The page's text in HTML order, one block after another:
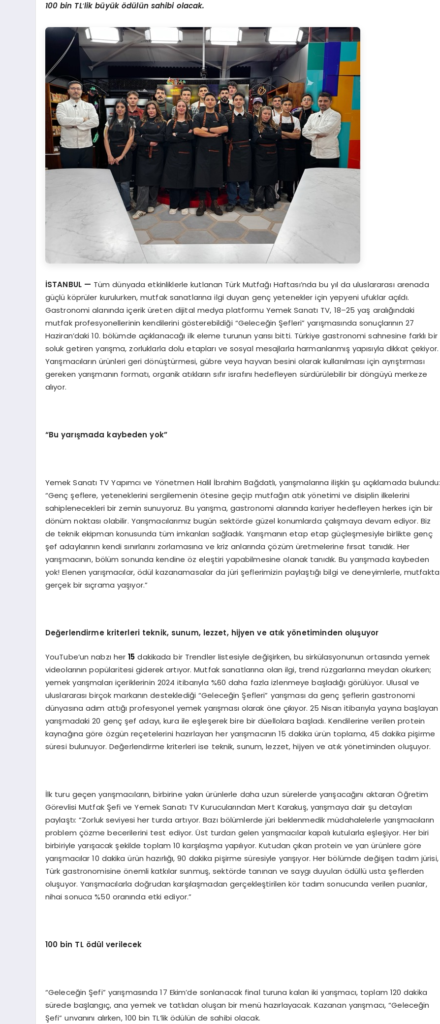
100 bin TL’lik büyük ödülün sahibi olacak.
İSTANBUL — Tüm dünyada etkinliklerle kutlanan Türk Mutfağı Haftası’nda bu yıl da uluslararası arenada
güçlü köprüler kurulurken, mutfak sanatlarına ilgi duyan genç yetenekler için yepyeni ufuklar açıldı.
Gastronomi alanında içerik üreten dijital medya platformu Yemek Sanatı TV, 18–25 yaş aralığındaki
mutfak profesyonellerinin kendilerini gösterebildiği “Geleceğin Şefleri” yarışmasında sonuçlarının 27
Haziran’daki 10. bölümde açıklanacağı ilk eleme turunun yarısı bitti. Türkiye gastronomi sahnesine farklı bir
soluk getiren yarışma, zorluklarla dolu etapları ve sosyal mesajlarla harmanlanmış yapısıyla dikkat çekiyor.
Yarışmacıların ürünleri geri dönüştürmesi, gübre veya hayvan besini olarak kullanılması için ayrıştırması
gereken yarışmanın formatı, organik atıkların sıfır israfını hedefleyen sürdürülebilir bir döngüyü merkeze
alıyor.
“Bu yarışmada kaybeden yok”
Yemek Sanatı TV Yapımcı ve Yönetmen Halil İbrahim Bağdatlı, yarışmalarına ilişkin şu açıklamada bulundu:
“Genç şeflere, yeteneklerini sergilemenin ötesine geçip mutfağın atık yönetimi ve disiplin ilkelerini
sahiplenecekleri bir zemin sunuyoruz. Bu yarışma, gastronomi alanında kariyer hedefleyen herkes için bir
dönüm noktası olabilir. Yarışmacılarımız bugün sektörde güzel konumlarda çalışmaya devam ediyor. Biz
de teknik ekipman konusunda tüm imkanları sağladık. Yarışmanın etap etap güçleşmesiyle birlikte genç
şef adaylarının kendi sınırlarını zorlamasına ve kriz anlarında çözüm üretmelerine fırsat tanıdık. Her
yarışmacının, bölüm sonunda kendine öz eleştiri yapabilmesine olanak tanıdık. Bu yarışmada kaybeden
yok! Elenen yarışmacılar, ödül kazanamasalar da jüri şeflerimizin paylaştığı bilgi ve deneyimlerle, mutfakta
gerçek bir sıçrama yaşıyor.”
Değerlendirme kriterleri teknik, sunum, lezzet, hijyen ve atık yönetiminden oluşuyor
YouTube’un nabzı her15 dakikada bir Trendler listesiyle değişirken, bu sirkülasyonunun ortasında yemek
videolarının popülaritesi giderek artıyor. Mutfak sanatlarına olan ilgi, trend rüzgarlarına meydan okurken;
yemek yarışmaları içeriklerinin 2024 itibarıyla %60 daha fazla izlenmeye başladığı görülüyor. Ulusal ve
uluslararası birçok markanın desteklediği “Geleceğin Şefleri” yarışması da genç şeflerin gastronomi
dünyasına adım attığı profesyonel yemek yarışması olarak öne çıkıyor. 25 Nisan itibarıyla yayına başlayan
yarışmadaki 20 genç şef adayı, kura ile eşleşerek bire bir düellolara başladı. Kendilerine verilen protein
kaynağına göre özgün reçetelerini hazırlayan her yarışmacının 15 dakika ürün toplama, 45 dakika pişirme
süresi bulunuyor. Değerlendirme kriterleri ise teknik, sunum, lezzet, hijyen ve atık yönetiminden oluşuyor.
İlk turu geçen yarışmacıların, birbirine yakın ürünlerle daha uzun sürelerde yarışacağını aktaran Öğretim
Görevlisi Mutfak Şefi ve Yemek Sanatı TV Kurucularından Mert Karakuş, yarışmaya dair şu detayları
paylaştı: “Zorluk seviyesi her turda artıyor. Bazı bölümlerde jüri beklenmedik müdahalelerle yarışmacıların
problem çözme becerilerini test ediyor. Üst turdan gelen yarışmacılar kapalı kutularla eşleşiyor. Her biri
birbiriyle yarışacak şekilde toplam 10 karşılaşma yapılıyor. Kutudan çıkan protein ve yan ürünlere göre
yarışmacılar 10 dakika ürün hazırlığı, 90 dakika pişirme süresiyle yarışıyor. Her bölümde değişen tadım jürisi,
Türk gastronomisine önemli katkılar sunmuş, sektörde tanınan ve saygı duyulan ödüllü usta şeflerden
oluşuyor. Yarışmacılarla doğrudan karşılaşmadan gerçekleştirilen kör tadım sonucunda verilen puanlar,
nihai sonuca %50 oranında etki ediyor.”
100 bin TL ödül verilecek
“Geleceğin Şefi” yarışmasında 17 Ekim’de sonlanacak final turuna kalan iki yarışmacı, toplam 120 dakika
sürede başlangıç, ana yemek ve tatlıdan oluşan bir menü hazırlayacak. Kazanan yarışmacı, “Geleceğin
Şefi” unvanını alırken, 100 bin TL’lik ödülün de sahibi olacak.